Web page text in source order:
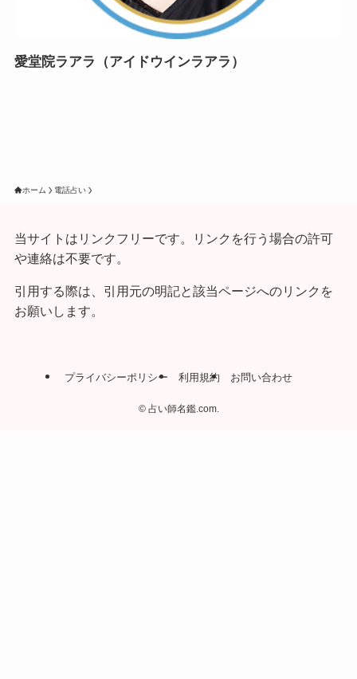
愛堂院ラアラ（アイドウインラアラ）
ホーム 電話占い
当サイトはリンクフリーです。リンクを行う場合の許可
や連絡は不要です。
引用する際は、引用元の明記と該当ページへのリンクを
お願いします。
プライバシーポリシー 利用規約 お問い合わせ
©占い師名鑑.com.